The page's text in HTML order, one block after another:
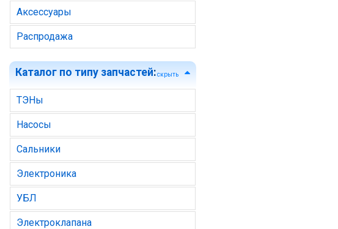
Аксессуары
Распродажа
Каталог по типу запчастей:скрыть
ТЭНы
Насосы
Сальники
Электроника
УБЛ
Электроклапана